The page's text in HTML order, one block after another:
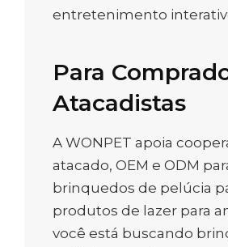
entretenimento
Para
Atacadistas
A WONPET apoia
atacado, OEM e ODM
brinquedos de pelúcia
produtos de lazer para
você está buscando